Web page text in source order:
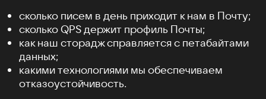
сколько писем в день приходит к нам в Почту;
сколько QPS держит профиль Почты;
как наш сторадж справляется с петабайтами
данных;
какими технологиями мы обеспечиваем
отказоустойчивость.